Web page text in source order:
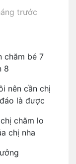
trước
chăm bé 7
8
nên cần chị
là được
chăm lo
chị nha